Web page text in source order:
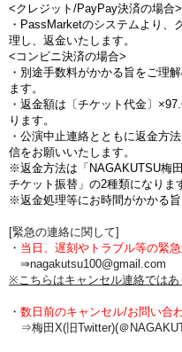
<クレジット/PayPay決済の場合>
・PassMarketのシステムより
理し、返金いたします。
<コンビニ決済の場合>
・別途手数料がかかる旨をご理
ます。
・返金額は〔チケット代金〕
ります。
・公演中止連絡とともに返金方
信をお願いいたします。
※返金方法は「NAGAKUTSU梅
チケット振替」の2種類になりま
※返金処理等にお時間がかかる旨
[緊急の連絡に関して]
・ 当日、遅刻やトラブル等の緊
⇒nagakutsu100@gmail.com
※こちらはキャンセル連絡ではあ
・ 数日前のキャンセル/お問い合
⇒梅田X(旧Twitter)(＠